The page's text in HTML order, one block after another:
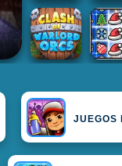
JUEGOS